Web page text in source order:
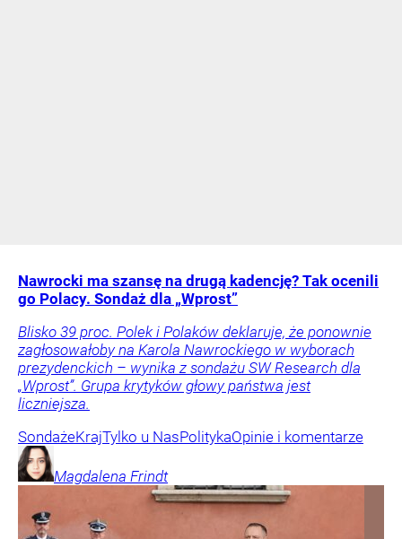
Nawrocki ma szansę na drugą kadencję? Tak ocenili
go Polacy. Sondaż dla „Wprost”
Blisko 39 proc. Polek i Polaków deklaruje, że ponownie
zagłosowałoby na Karola Nawrockiego w wyborach
prezydenckich – wynika z sondażu SW Research dla
„Wprost”. Grupa krytyków głowy państwa jest
liczniejsza.
SondażeKrajTylko u NasPolitykaOpinie i komentarze
Magdalena Frindt